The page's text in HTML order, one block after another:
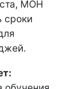
МОН
сроки